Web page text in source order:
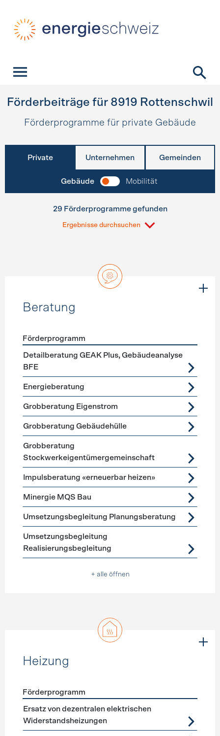
Förderbeiträge für 8919 Rottenschwil
Förderprogramme für private Gebäude
Private Unternehmen Gemeinden
Gebäude Mobilität
29 Förderprogramme gefunden
Ergebnisse durchsuchen
Beratung
Förderprogramme Beratung
Förderprogramm
Detailberatung GEAK Plus, Gebäudeanalyse
BFE
Energieberatung
Grobberatung Eigenstrom
Grobberatung Gebäudehülle
Grobberatung
Stockwerkeigentümergemeinschaft
Impulsberatung «erneuerbar heizen»
Minergie MQS Bau
Umsetzungsbegleitung Planungsberatung
Umsetzungsbegleitung
Realisierungsbegleitung
+ alle öffnen
Heizung
Förderprogramme Heizung
Förderprogramm
Ersatz von dezentralen elektrischen
Widerstandsheizungen